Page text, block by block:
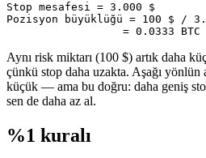
Stop mesafesi = 3.000 $
Pozisyon büyüklüğü = 100 $ /
Aynı risk miktarı (100 $) artık daha
çünkü stop daha uzakta. Aşağı yönlün
küçük — ama bu doğru: daha geniş
sen de daha az al.
%1 kuralı